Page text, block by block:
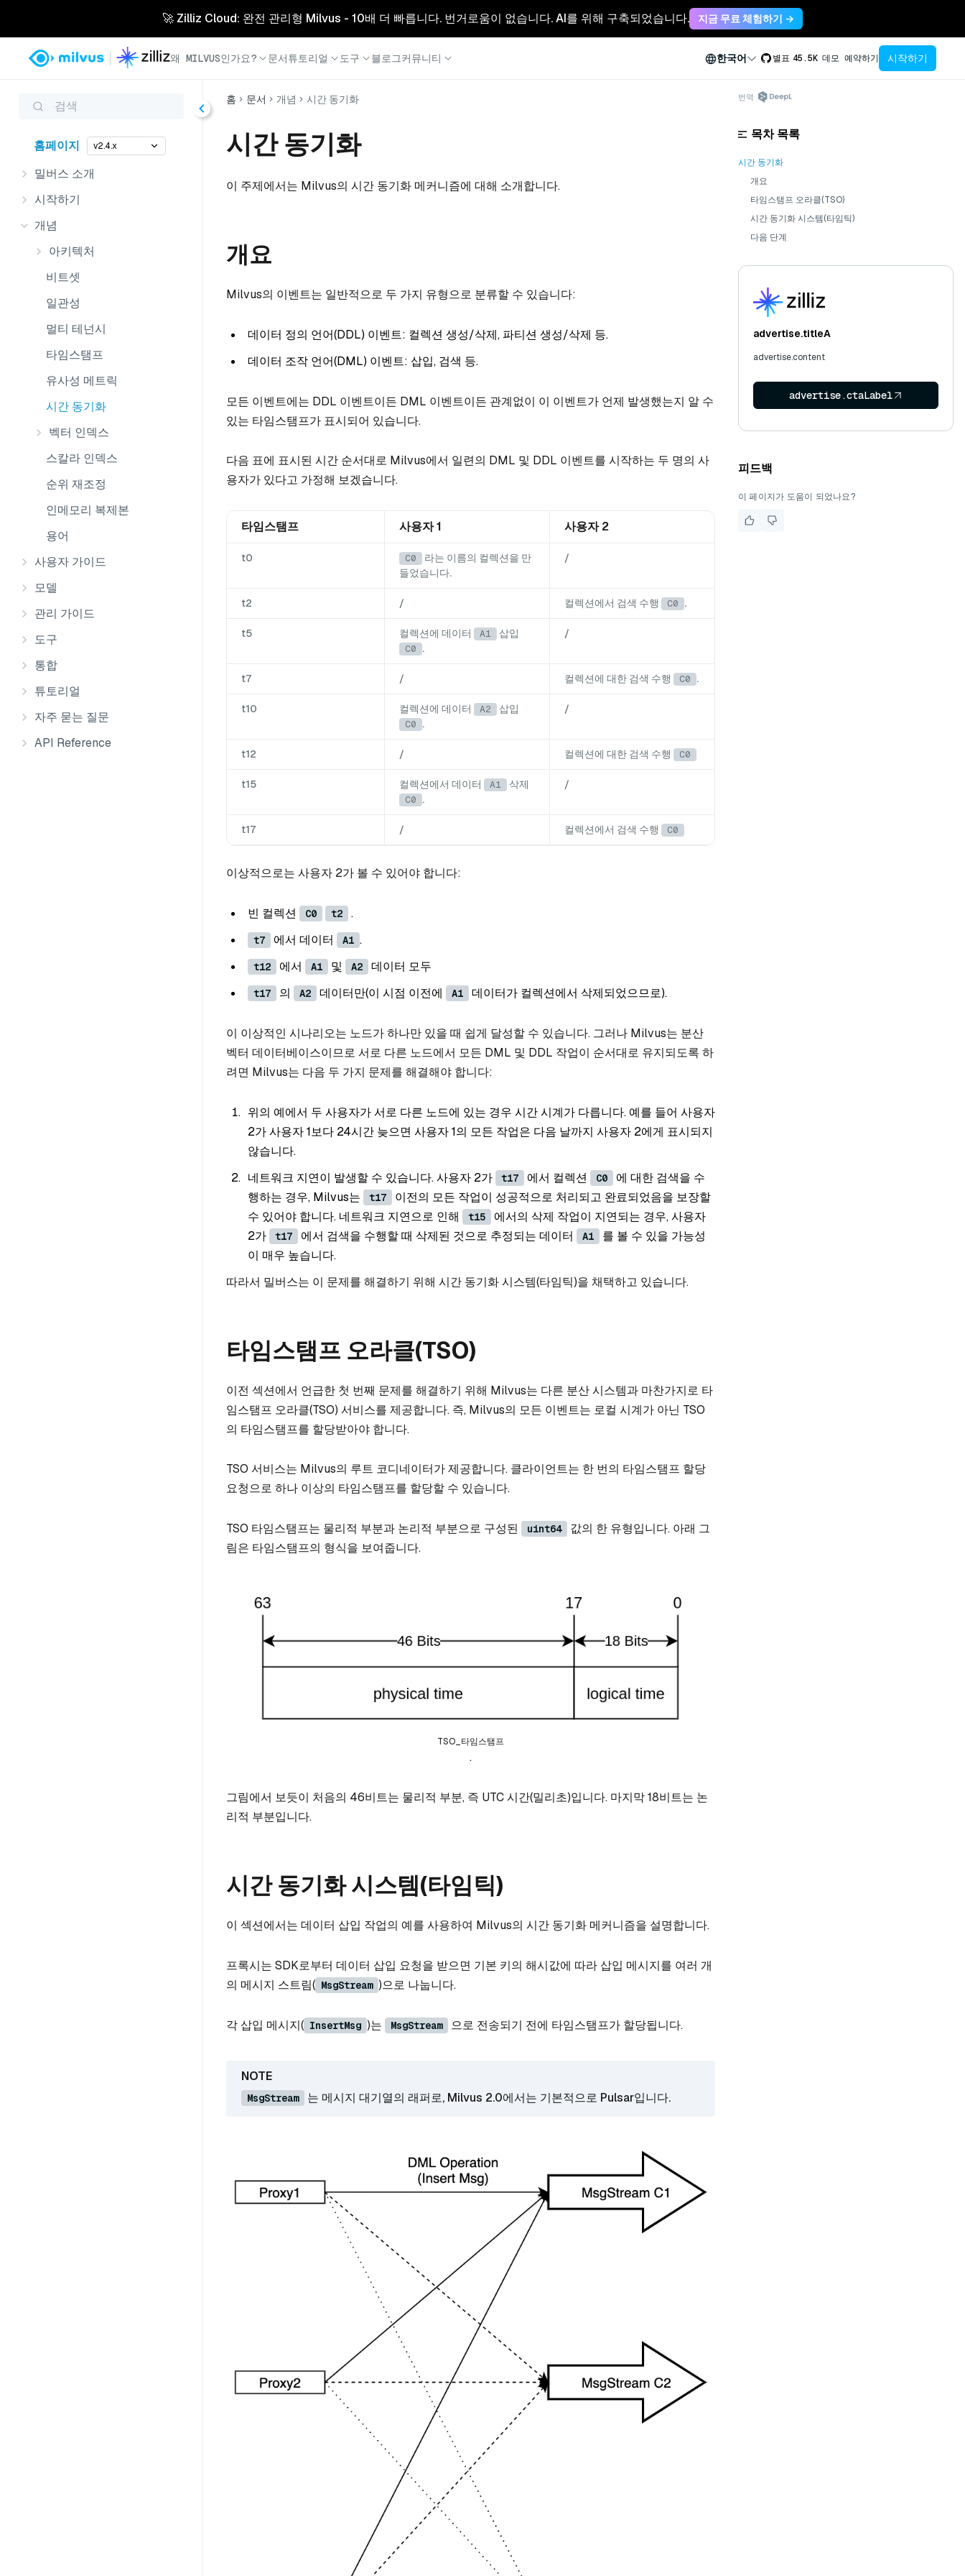
🚀 Zilliz Cloud: 완전 관리형 Milvus - 10배 더 빠릅니다. 번거로움이 없습니다. AI를 위해 구축되었습니다. 지금 무료 체험하기 →
왜 MILVUS인가요? 문서튜토리얼 도구 블로그커뮤니티 한국어 별표 45.5K 데모 예약하기 시작하기
검색
홈페이지 v2.4.x
밀버스 소개
시작하기
개념
아키텍처
비트셋
일관성
멀티 테넌시
타임스탬프
유사성 메트릭
시간 동기화
벡터 인덱스
스칼라 인덱스
순위 재조정
인메모리 복제본
용어
사용자 가이드
모델
관리 가이드
도구
통합
튜토리얼
자주 묻는 질문
API Reference
홈 문서 개념 시간 동기화
시간 동기화
이 주제에서는 Milvus의 시간 동기화 메커니즘에 대해 소개합니다.
개요
Milvus의 이벤트는 일반적으로 두 가지 유형으로 분류할 수 있습니다:
데이터 정의 언어(DDL) 이벤트: 컬렉션 생성/삭제, 파티션 생성/삭제 등.
데이터 조작 언어(DML) 이벤트: 삽입, 검색 등.
모든 이벤트에는 DDL 이벤트이든 DML 이벤트이든 관계없이 이 이벤트가 언제 발생했는지 알 수
있는 타임스탬프가 표시되어 있습니다.
다음 표에 표시된 시간 순서대로 Milvus에서 일련의 DML 및 DDL 이벤트를 시작하는 두 명의 사
용자가 있다고 가정해 보겠습니다.
타임스탬프 사용자 1 사용자 2
t0 C0
라는 이름의 컬렉션을 만
들었습니다.
/
t2 / 컬렉션에서 검색 수행 C0 .
t5 컬렉션에 데이터 A1 삽입
C0 .
/
t7 / 컬렉션에 대한 검색 수행 C0 .
t10 컬렉션에 데이터 A2 삽입
C0 .
/
t12 / 컬렉션에 대한 검색 수행 C0
t15 컬렉션에서 데이터 A1 삭제
C0 .
/
t17 / 컬렉션에서 검색 수행 C0
이상적으로는 사용자 2가 볼 수 있어야 합니다:
빈 컬렉션 C0 t2 .
t7 에서 데이터 A1 .
t12 에서 A1 및 A2 데이터 모두
t17 의 A2 데이터만(이 시점 이전에 A1 데이터가 컬렉션에서 삭제되었으므로).
이 이상적인 시나리오는 노드가 하나만 있을 때 쉽게 달성할 수 있습니다. 그러나 Milvus는 분산
벡터 데이터베이스이므로 서로 다른 노드에서 모든 DML 및 DDL 작업이 순서대로 유지되도록 하
려면 Milvus는 다음 두 가지 문제를 해결해야 합니다:
위의 예에서 두 사용자가 서로 다른 노드에 있는 경우 시간 시계가 다릅니다. 예를 들어 사용자
2가 사용자 1보다 24시간 늦으면 사용자 1의 모든 작업은 다음 날까지 사용자 2에게 표시되지
않습니다.
네트워크 지연이 발생할 수 있습니다. 사용자 2가
t17 에서 컬렉션 C0
에 대한 검색을 수
행하는 경우, Milvus는
t17
이전의 모든 작업이 성공적으로 처리되고 완료되었음을 보장할
수 있어야 합니다. 네트워크 지연으로 인해
t15
에서의 삭제 작업이 지연되는 경우, 사용자
2가
t17 에서 검색을 수행할 때 삭제된 것으로 추정되는 데이터 A1
를 볼 수 있을 가능성
이 매우 높습니다.
따라서 밀버스는 이 문제를 해결하기 위해 시간 동기화 시스템(타임틱)을 채택하고 있습니다.
타임스탬프 오라클(TSO)
이전 섹션에서 언급한 첫 번째 문제를 해결하기 위해 Milvus는 다른 분산 시스템과 마찬가지로 타
임스탬프 오라클(TSO) 서비스를 제공합니다. 즉, Milvus의 모든 이벤트는 로컬 시계가 아닌 TSO
의 타임스탬프를 할당받아야 합니다.
TSO 서비스는 Milvus의 루트 코디네이터가 제공합니다. 클라이언트는 한 번의 타임스탬프 할당
요청으로 하나 이상의 타임스탬프를 할당할 수 있습니다.
TSO 타임스탬프는 물리적 부분과 논리적 부분으로 구성된 uint64
값의 한 유형입니다. 아래 그
림은 타임스탬프의 형식을 보여줍니다.
TSO_타임스탬프
.
그림에서 보듯이 처음의 46비트는 물리적 부분, 즉 UTC 시간(밀리초)입니다. 마지막 18비트는 논
리적 부분입니다.
시간 동기화 시스템(타임틱)
이 섹션에서는 데이터 삽입 작업의 예를 사용하여 Milvus의 시간 동기화 메커니즘을 설명합니다.
프록시는 SDK로부터 데이터 삽입 요청을 받으면 기본 키의 해시값에 따라 삽입 메시지를 여러 개
의 메시지 스트림( MsgStream )으로 나눕니다.
각 삽입 메시지( InsertMsg )는 MsgStream 으로 전송되기 전에 타임스탬프가 할당됩니다.
MsgStream 는 메시지 대기열의 래퍼로, Milvus 2.0에서는 기본적으로 Pulsar입니다.
번역
목차 목록
시간 동기화
개요
타임스탬프 오라클(TSO)
시간 동기화 시스템(타임틱)
다음 단계
advertise.titleA
advertise.content
advertise.ctaLabel
피드백
이 페이지가 도움이 되었나요?